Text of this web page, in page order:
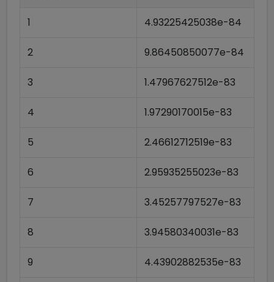
1 4.93225425038e-84
2 9.86450850077e-84
3 1.47967627512e-83
4 1.97290170015e-83
5 2.46612712519e-83
6 2.95935255023e-83
7 3.45257797527e-83
8 3.94580340031e-83
9 4.43902882535e-83